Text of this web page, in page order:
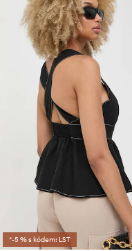
*-5 % s kódem: LST